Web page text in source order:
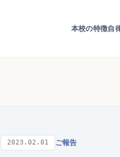
本校の特徴自
2023.02.01 ご報告